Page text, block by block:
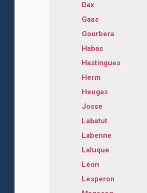
Dax
Gaas
Gourbera
Habas
Hastingues
Herm
Heugas
Josse
Labatut
Labenne
Laluque
Léon
Lesperon